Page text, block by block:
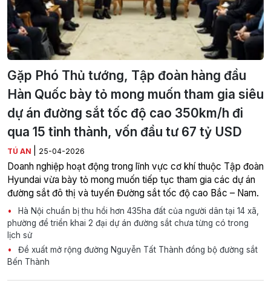
Gặp Phó Thủ tướng, Tập đoàn hàng đầu
Hàn Quốc bày tỏ mong muốn tham gia siêu
dự án đường sắt tốc độ cao 350km/h đi
qua 15 tỉnh thành, vốn đầu tư 67 tỷ USD
TÚ AN 25-04-2026
Doanh nghiệp hoạt động trong lĩnh vực cơ khí thuộc Tập đoàn
Hyundai vừa bày tỏ mong muốn tiếp tục tham gia các dự án
đường sắt đô thị và tuyến Đường sắt tốc độ cao Bắc – Nam.
Hà Nội chuẩn bị thu hồi hơn 435ha đất của người dân tại 14 xã,
phường để triển khai 2 đại dự án đường sắt chưa từng có trong
lịch sử
Đề xuất mở rộng đường Nguyễn Tất Thành đồng bộ đường sắt
Bến Thành